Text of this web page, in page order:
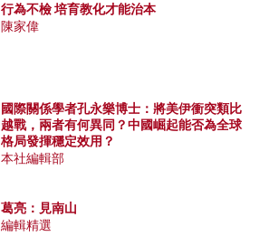
行為不檢 培育教化才能治本
陳家偉
國際關係學者孔永樂博士：將美伊衝突類比
越戰，兩者有何異同？中國崛起能否為全球
格局發揮穩定效用？
本社編輯部
葛亮：見南山
編輯精選